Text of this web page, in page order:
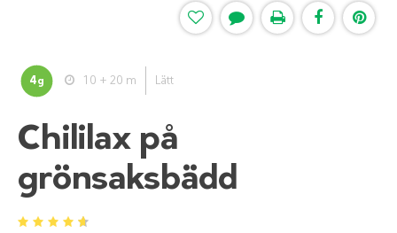
4g 10 + 20 m Lätt
Chililax på
grönsaksbädd
1 2 3 4 5